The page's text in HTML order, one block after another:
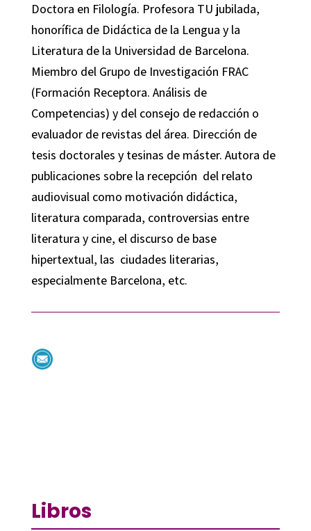
Doctora en Filología. Profesora TU jubilada,
honorífica de Didáctica de la Lengua y la
Literatura de la Universidad de Barcelona.
Miembro del Grupo de Investigación FRAC
(Formación Receptora. Análisis de
Competencias) y del consejo de redacción o
evaluador de revistas del área. Dirección de
tesis doctorales y tesinas de máster. Autora de
publicaciones sobre la recepción del relato
audiovisual como motivación didáctica,
literatura comparada, controversias entre
literatura y cine, el discurso de base
hipertextual, las ciudades literarias,
especialmente Barcelona, etc.
Libros